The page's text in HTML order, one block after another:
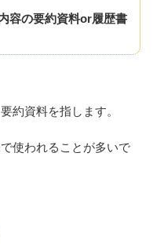
容の要約資料or履歴書
約資料を指します。
使われることが多いで